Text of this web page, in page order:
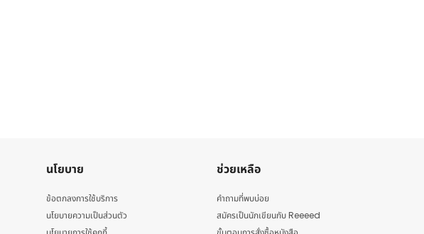
นโยบาย
ข้อตกลงการใช้บริการ
นโยบายความเป็นส่วนตัว
ช่วยเหลือ
คำถามที่พบบ่อย
สมัครเป็นนักเขียนกับ Reeeed